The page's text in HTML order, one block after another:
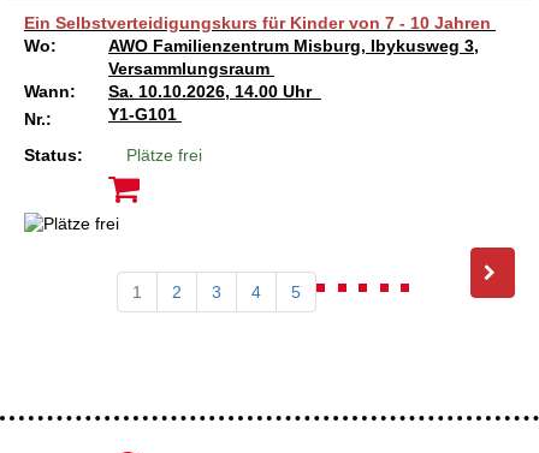
Ein Selbstverteidigungskurs für Kinder von 7 - 10 Jahren
Wo:
AWO Familienzentrum Misburg, Ibykusweg 3,
Versammlungsraum
Wann:
Sa. 10.10.2026, 14.00 Uhr
Nr.:
Y1-G101
Status: Plätze frei
1 2 3 4 5